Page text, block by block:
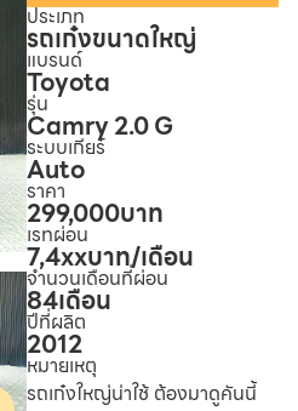
ประเภท
รถเก๋งขนาดใหญ่
แบรนด์
Toyota
รุ่น
Camry 2.0 G
ระบบเกียร์
Auto
ราคา
299,000บาท
เรทผ่อน
7,4xxบาท/เดือน
จำนวนเดือนที่ผ่อน
84เดือน
ปีที่ผลิต
2012
หมายเหตุ
รถเก๋งใหญ่น่าใช้ ต้องมาดูคันนี้